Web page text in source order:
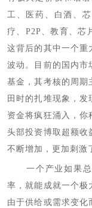
工、医药、白酒、
疗、P2P、教育、芯
这背后的其中一个重
波动。目前的国内市
基金，其考核的周期
田时的扎堆现象，发
资金将疯狂涌入，你
头部投资博取超额收
不断增加，更加刺激
一个产业如果
率，就能成就一个极
由于供给或需求变化